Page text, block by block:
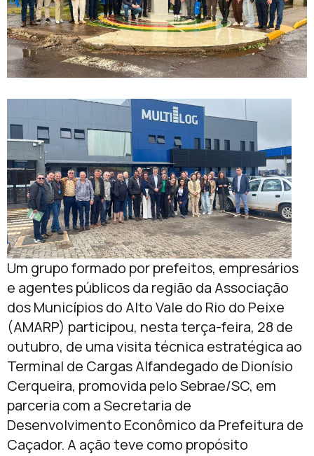
Um grupo formado por prefeitos, empresários
e agentes públicos da região da Associação
dos Municípios do Alto Vale do Rio do Peixe
(AMARP) participou, nesta terça-feira, 28 de
outubro, de uma visita técnica estratégica ao
Terminal de Cargas Alfandegado de Dionísio
Cerqueira, promovida pelo Sebrae/SC, em
parceria com a Secretaria de
Desenvolvimento Econômico da Prefeitura de
Caçador. A ação teve como propósito